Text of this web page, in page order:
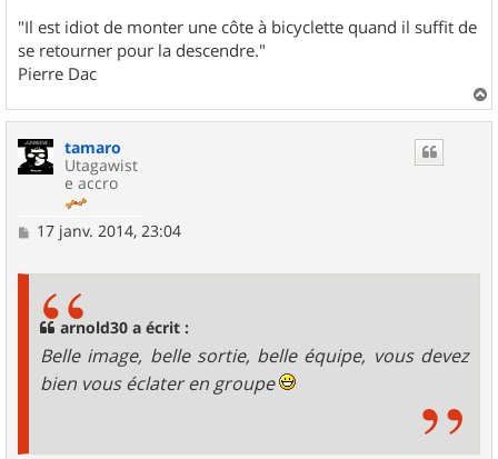
"Il est idiot de monter une côte à bicyclette quand il suffit de
se retourner pour la descendre."
Pierre Dac
a
tamaro
Utagawist
e accro
M17 janv. 2014, 23:04
arnold30 a écrit :
Belle image, belle sortie, belle équipe, vous devez
bien vous éclater en groupe